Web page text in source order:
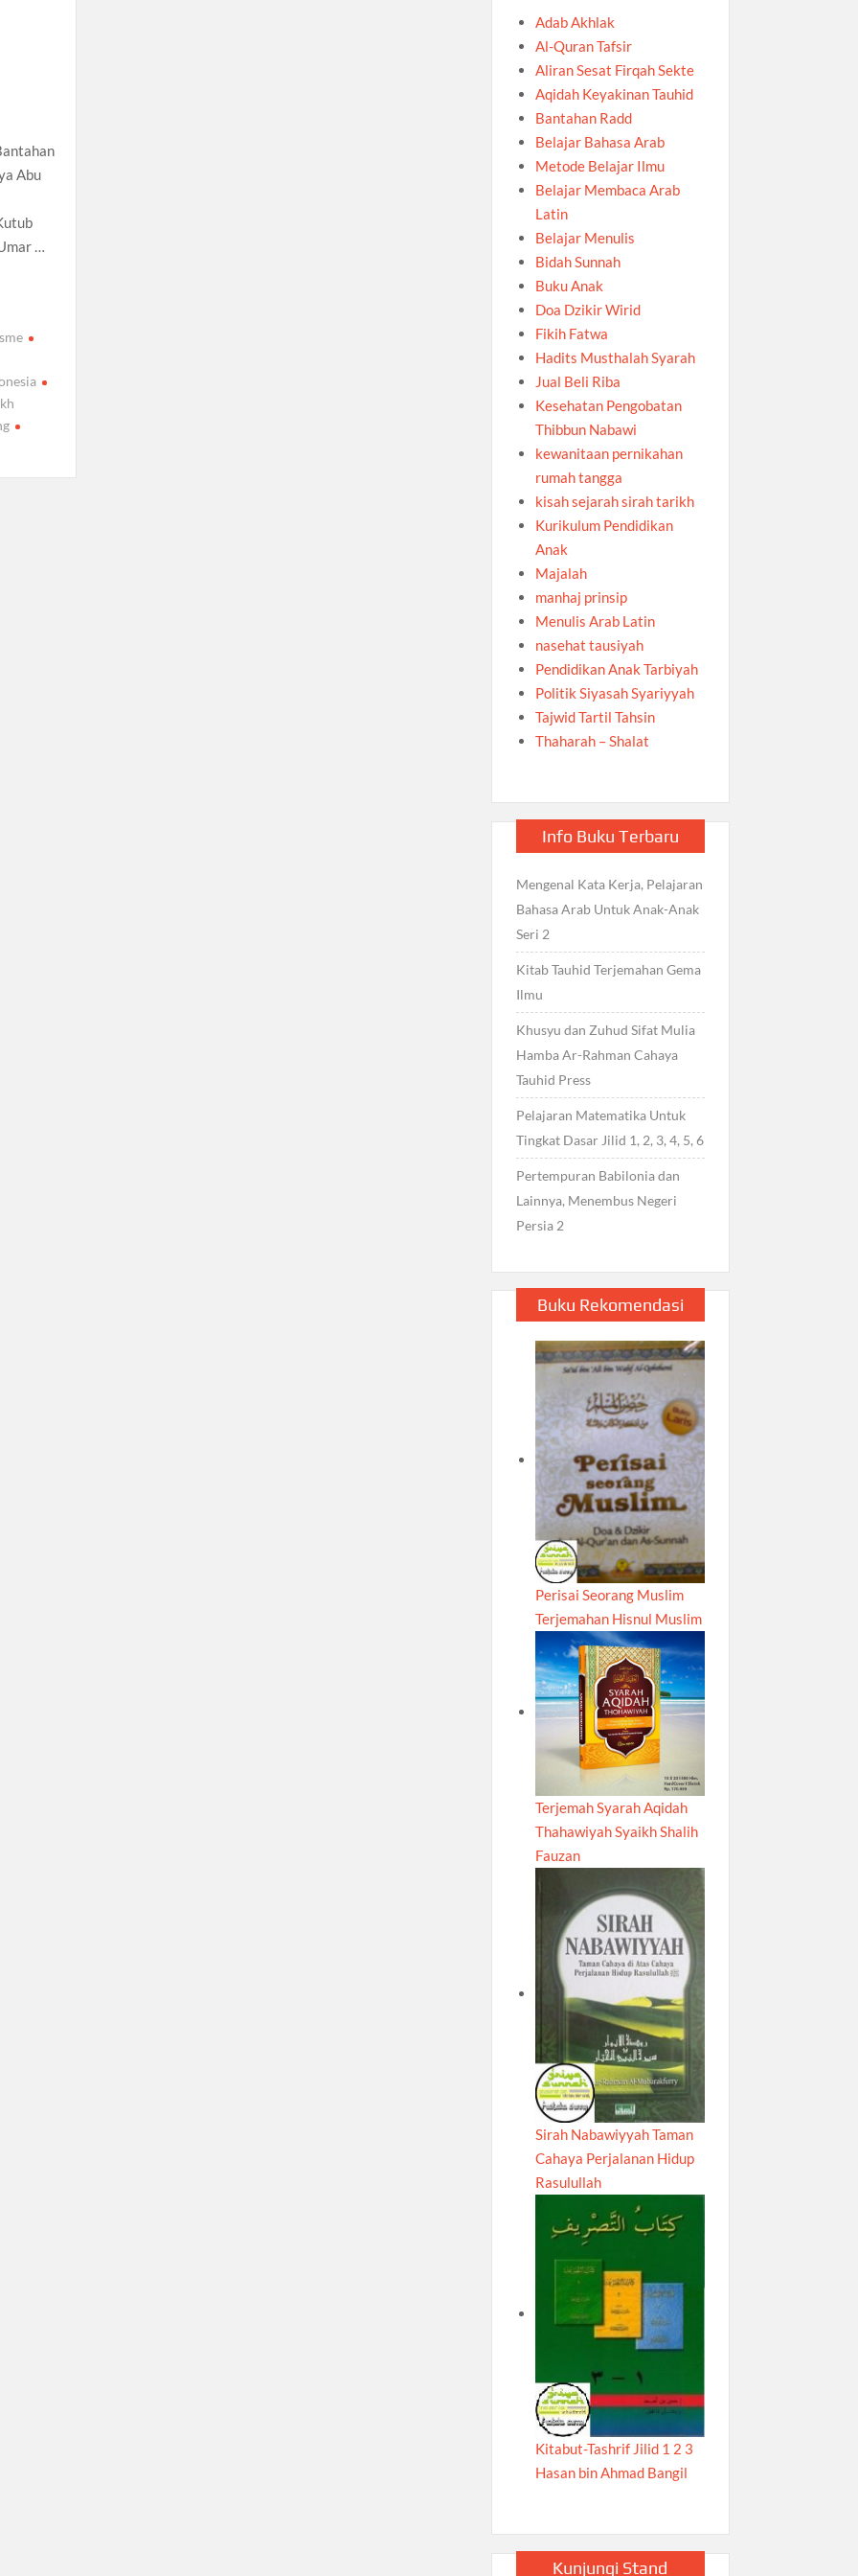
Abu
…
Adab Akhlak
Al-Quran Tafsir
Aliran Sesat Firqah Sekte
Aqidah Keyakinan Tauhid
Bantahan Radd
Belajar Bahasa Arab
Metode Belajar Ilmu
Belajar Membaca Arab
Latin
Belajar Menulis
Bidah Sunnah
Buku Anak
Doa Dzikir Wirid
Fikih Fatwa
Hadits Musthalah Syarah
Jual Beli Riba
Kesehatan Pengobatan
Thibbun Nabawi
kewanitaan pernikahan
rumah tangga
kisah sejarah sirah tarikh
Kurikulum Pendidikan
Anak
Majalah
manhaj prinsip
Menulis Arab Latin
nasehat tausiyah
Pendidikan Anak Tarbiyah
Politik Siyasah Syariyyah
Tajwid Tartil Tahsin
Thaharah – Shalat
Info Buku Terbaru
Mengenal Kata Kerja, Pelajaran
Bahasa Arab Untuk Anak-Anak
Seri 2
Kitab Tauhid Terjemahan Gema
Ilmu
Khusyu dan Zuhud Sifat Mulia
Hamba Ar-Rahman Cahaya
Tauhid Press
Pelajaran Matematika Untuk
Tingkat Dasar Jilid 1, 2, 3, 4, 5, 6
Pertempuran Babilonia dan
Lainnya, Menembus Negeri
Persia 2
Buku Rekomendasi
Perisai Seorang Muslim
Terjemahan Hisnul Muslim
Terjemah Syarah Aqidah
Thahawiyah Syaikh Shalih
Fauzan
Sirah Nabawiyyah Taman
Cahaya Perjalanan Hidup
Rasulullah
Kitabut-Tashrif Jilid 1 2 3
Hasan bin Ahmad Bangil
Kunjungi Stand